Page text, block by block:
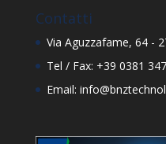
Contatti
Via Aguzzafame, 64 -
Tel / Fax: +39 0381
Email: